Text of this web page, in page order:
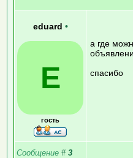
eduard •
E
гость
а где
спасибо
Сообщение # 3